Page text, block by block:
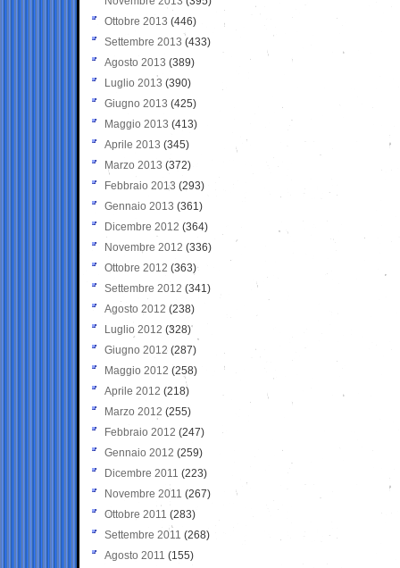
Ottobre 2013 (446)
Settembre 2013 (433)
Agosto 2013 (389)
Luglio 2013 (390)
Giugno 2013 (425)
Maggio 2013 (413)
Aprile 2013 (345)
Marzo 2013 (372)
Febbraio 2013 (293)
Gennaio 2013 (361)
Dicembre 2012 (364)
Novembre 2012 (336)
Ottobre 2012 (363)
Settembre 2012 (341)
Agosto 2012 (238)
Luglio 2012 (328)
Giugno 2012 (287)
Maggio 2012 (258)
Aprile 2012 (218)
Marzo 2012 (255)
Febbraio 2012 (247)
Gennaio 2012 (259)
Dicembre 2011 (223)
Novembre 2011 (267)
Ottobre 2011 (283)
Settembre 2011 (268)
Agosto 2011 (155)